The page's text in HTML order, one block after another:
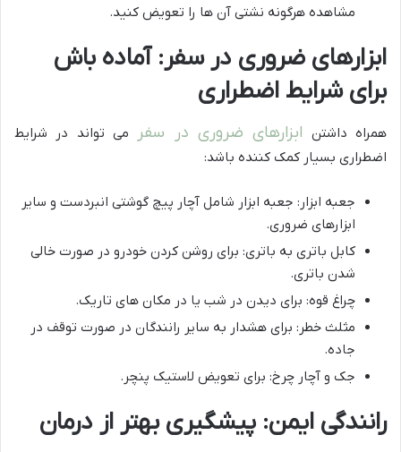
مشاهده هرگونه نشتی آن ها را تعویض کنید.
ابزارهای ضروری در سفر: آماده باش
برای شرایط اضطراری
همراه داشتن ابزارهای ضروری در سفر
می تواند در شرایط
اضطراری بسیار کمک کننده باشد:
جعبه ابزار: جعبه ابزار شامل آچار پیچ گوشتی انبردست و سایر
ابزارهای ضروری.
کابل باتری به باتری: برای روشن کردن خودرو در صورت خالی
شدن باتری.
چراغ قوه: برای دیدن در شب یا در مکان های تاریک.
مثلث خطر: برای هشدار به سایر رانندگان در صورت توقف در
جاده.
جک و آچار چرخ: برای تعویض لاستیک پنچر.
رانندگی ایمن: پیشگیری بهتر از درمان